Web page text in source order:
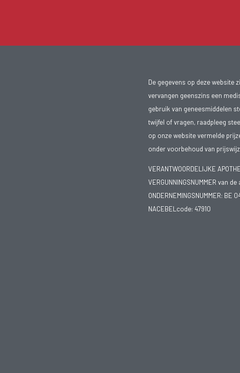
De gegevens op deze website
vervangen geenszins een
gebruik van geneesmiddelen
twijfel of vragen, raadpleeg
op onze website vermelde
onder voorbehoud van
VERANTWOORDELIJKE
VERGUNNINGSNUMMER van
ONDERNEMINGSNUMMER: BE
NACEBELcode: 47910